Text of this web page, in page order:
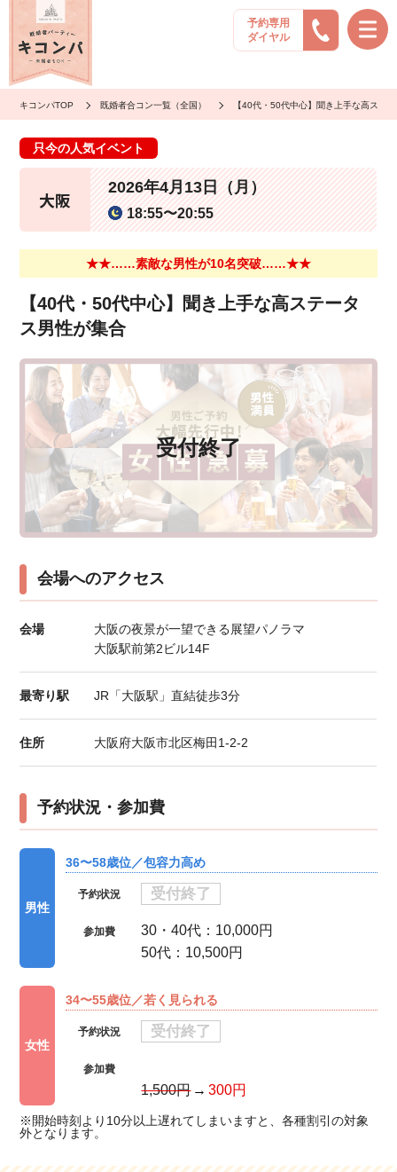
予約専用
ダイヤル
キコンパTOP 既婚者合コン一覧（全国） 【40代・50代中心】聞き上手な高ステ
只今の人気イベント
大阪
2026年4月13日（月）
18:55〜20:55
★★……素敵な男性が10名突破……★★
【40代・50代中心】聞き上手な高ステータ
ス男性が集合
受付終了
会場へのアクセス
会場
大阪の夜景が一望できる展望パノラマ
大阪駅前第2ビル14F
最寄り駅 JR「大阪駅」直結徒歩3分
住所 大阪府大阪市北区梅田1-2-2
予約状況・参加費
男性
36〜58歳位／包容力高め
予約状況 受付終了
参加費
30・40代：10,000円
50代：10,500円
女性
34〜55歳位／若く見られる
予約状況 受付終了
参加費
1,500円 300円
※開始時刻より10分以上遅れてしまいますと、各種割引の対象
外となります。